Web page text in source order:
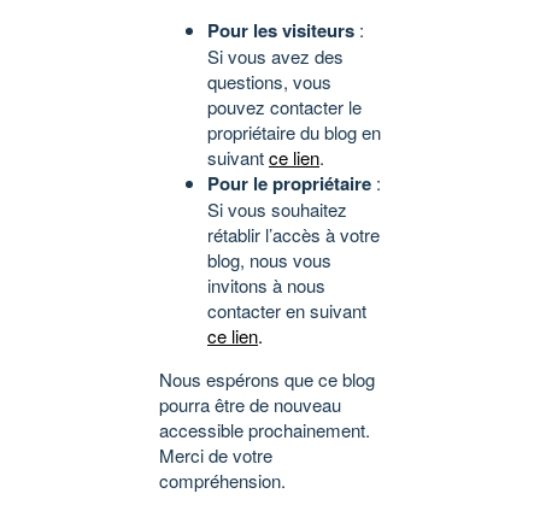
Pour les visiteurs :
Si vous avez des
questions, vous
pouvez contacter le
propriétaire du blog en
suivantce lien.
Pour le propriétaire :
Si vous souhaitez
rétablir l’accès à votre
blog, nous vous
invitons à nous
contacter en suivant
ce lien.
Nous espérons que ce blog
pourra être de nouveau
accessible prochainement.
Merci de votre
compréhension.